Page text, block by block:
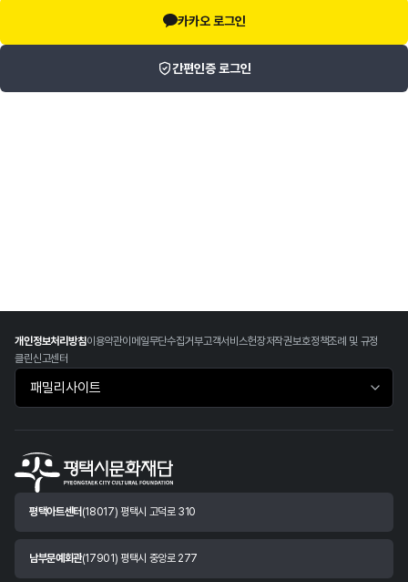
카카오 로그인
간편인증 로그인
개인정보처리방침이용약관이메일무단수집거부고객서비스헌장저작권보호정책조례 및 규정
클린신고센터
패밀리사이트 바로가기
평택아트센터 (18017) 평택시 고덕로 310
남부문예회관(17901) 평택시 중앙로 277